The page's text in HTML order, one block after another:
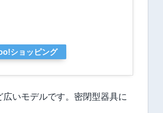
ショッピング
いモデルです。密閉型器具に